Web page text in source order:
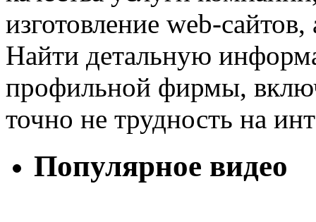
изготовление web-
Найти детальную
профильной фирмы,
точно не трудность на
Популярное видео